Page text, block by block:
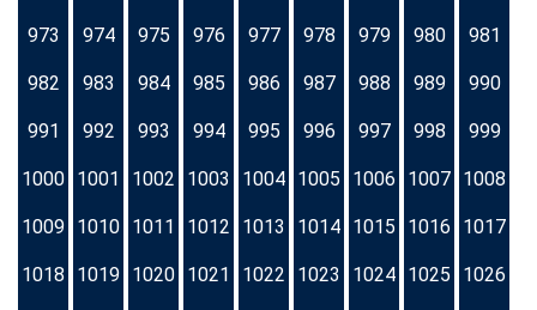
973 974 975 976 977 978 979 980 981
982 983 984 985 986 987 988 989 990
991 992 993 994 995 996 997 998 999
1000 1001 1002 1003 1004 1005 1006 1007 1008
1009 1010 1011 1012 1013 1014 1015 1016 1017
1018 1019 1020 1021 1022 1023 1024 1025 1026